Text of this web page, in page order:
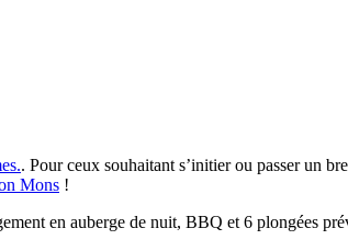
. Pour ceux souhaitant s’initier ou passer un
Mons !
en auberge de nuit, BBQ et 6 plongées